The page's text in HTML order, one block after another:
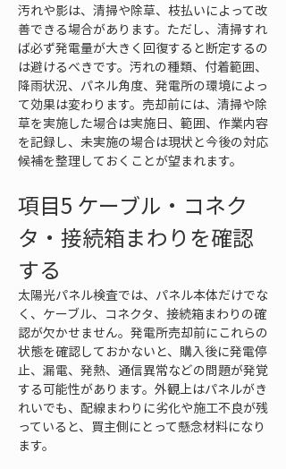
汚れや影は、清掃や除草、枝払いによって改
善できる場合があります。ただし、清掃すれ
ば必ず発電量が大きく回復すると断定するの
は避けるべきです。汚れの種類、付着範囲、
降雨状況、パネル角度、発電所の環境によっ
て効果は変わります。売却前には、清掃や除
草を実施した場合は実施日、範囲、作業内容
を記録し、未実施の場合は現状と今後の対応
候補を整理しておくことが望まれます。
項目5 ケーブル・コネク
タ・接続箱まわりを確認
する
太陽光パネル検査では、パネル本体だけでな
く、ケーブル、コネクタ、接続箱まわりの確
認が欠かせません。発電所売却前にこれらの
状態を確認しておかないと、購入後に発電停
止、漏電、発熱、通信異常などの問題が発覚
する可能性があります。外観上はパネルがき
れいでも、配線まわりに劣化や施工不良が残
っていると、買主側にとって懸念材料になり
ます。